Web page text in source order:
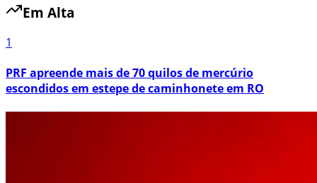
Em Alta
1
PRF apreende mais de 70 quilos de mercúrio
escondidos em estepe de caminhonete em RO